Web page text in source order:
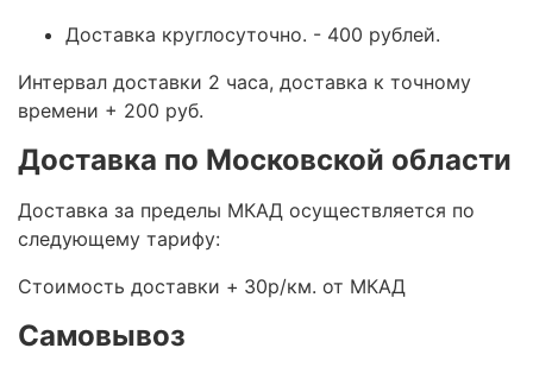
Доставка круглосуточно. - 400 рублей.
Интервал доставки 2 часа, доставка к точному
времени + 200 руб.
Доставка по Московской области
Доставка за пределы МКАД осуществляется по
следующему тарифу:
Стоимость доставки + 30р/км. от МКАД
Самовывоз